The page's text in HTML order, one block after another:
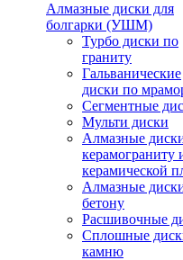
Алмазные диски для
болгарки (УШМ)
Турбо диски по
граниту
Гальванические
диски по
Сегментные
Мульти диски
Алмазные
керамограниту
керамической
Алмазные
бетону
Расшивочные
Сплошные
камню